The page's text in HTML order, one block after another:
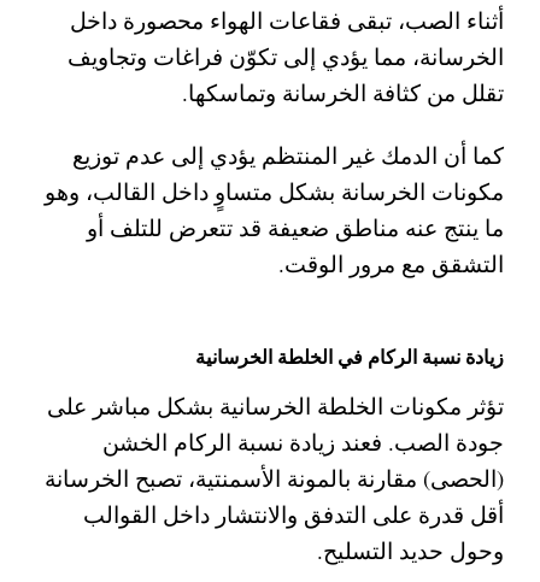
أثناء الصب، تبقى فقاعات الهواء محصورة داخل
الخرسانة، مما يؤدي إلى تكوّن فراغات وتجاويف
تقلل من كثافة الخرسانة وتماسكها.
كما أن الدمك غير المنتظم يؤدي إلى عدم توزيع
مكونات الخرسانة بشكل متساوٍ داخل القالب، وهو
ما ينتج عنه مناطق ضعيفة قد تتعرض للتلف أو
التشقق مع مرور الوقت.
زيادة نسبة الركام في الخلطة الخرسانية
تؤثر مكونات الخلطة الخرسانية بشكل مباشر على
جودة الصب. فعند زيادة نسبة الركام الخشن
(الحصى) مقارنة بالمونة الأسمنتية، تصبح الخرسانة
أقل قدرة على التدفق والانتشار داخل القوالب
وحول حديد التسليح.